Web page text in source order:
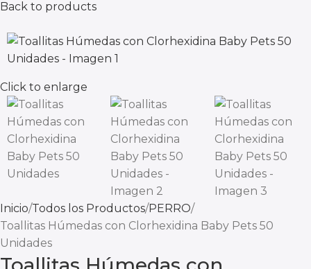
Back to products
Click to enlarge
Inicio Todos los Productos PERRO
Toallitas Húmedas con Clorhexidina Baby Pets 50
Unidades